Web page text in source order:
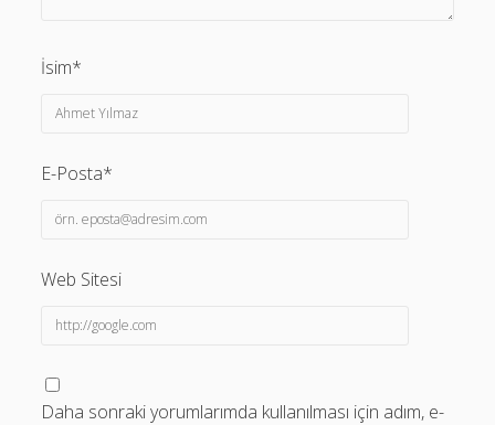
İsim*
E-Posta*
Web Sitesi
Daha sonraki yorumlarımda kullanılması için adım, e-